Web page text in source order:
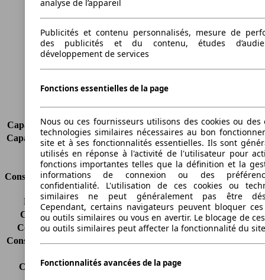
Longueur
Hauteur
1498 mm
Largeur
1792 mm
Empattement
2600 mm
Poids maximum
Charge maximale
550 kg
Portes
5
Capacité de remorquage (sans freins) -
Capacité de remorquage (avec freins) -
Volume du coffre
375 - 1150 l
Consommation
Émissions de CO2*
115 g/km (komb.)
Consommation (ville)
5.6 l/100km
Consommation (route)
3.7 l/100km
Consommation (combinée)*
Capacité du réservoir
58 l
analyse de l’appareil
Publicités et contenu personnalisés, mesure de
des publicités et du contenu, études
développement de services
Fonctions essentielles de la page
Nous ou ces fournisseurs utilisons des cookies ou des
technologies similaires nécessaires au bon
site et à ses fonctionnalités essentielles. Ils sont
utilisés en réponse à l'activité de l'utilisateur pour
fonctions importantes telles que la définition et la
informations de connexion ou des
confidentialité. L'utilisation de ces cookies ou
similaires ne peut généralement pas être
Cependant, certains navigateurs peuvent bloquer ces
ou outils similaires ou vous en avertir. Le blocage de
ou outils similaires peut affecter la fonctionnalité du
Fonctionnalités avancées de la page